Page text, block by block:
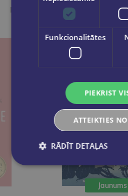
Ieskaties, varbūt noder
Jaunums
Funkcionalitātes
PIEKRIST
ATTEIKTIES
RĀDĪT DETAĻAS